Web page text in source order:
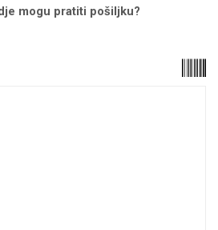
mogu pratiti pošiljku?